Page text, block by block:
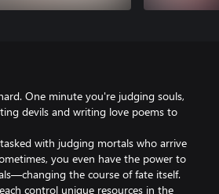
One minute you're judging souls,
devils and writing love poems to
with judging mortals who arrive
you even have the power to
the course of fate itself.
control unique resources in the